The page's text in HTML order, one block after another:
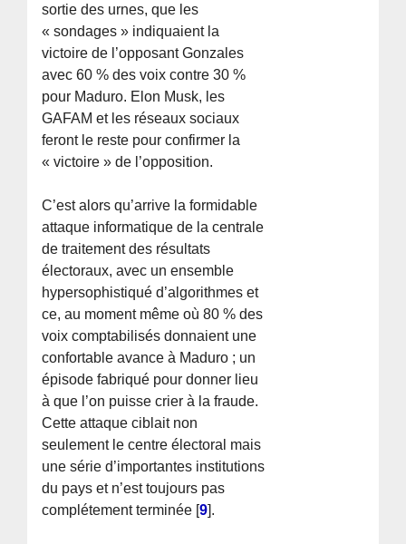
sortie des urnes, que les
« sondages » indiquaient la
victoire de l’opposant Gonzales
avec 60 % des voix contre 30 %
pour Maduro. Elon Musk, les
GAFAM et les réseaux sociaux
feront le reste pour confirmer la
« victoire » de l’opposition.
C’est alors qu’arrive la formidable
attaque informatique de la centrale
de traitement des résultats
électoraux, avec un ensemble
hypersophistiqué d’algorithmes et
ce, au moment même où 80 % des
voix comptabilisés donnaient une
confortable avance à Maduro ; un
épisode fabriqué pour donner lieu
à que l’on puisse crier à la fraude.
Cette attaque ciblait non
seulement le centre électoral mais
une série d’importantes institutions
du pays et n’est toujours pas
complétement terminée [9].